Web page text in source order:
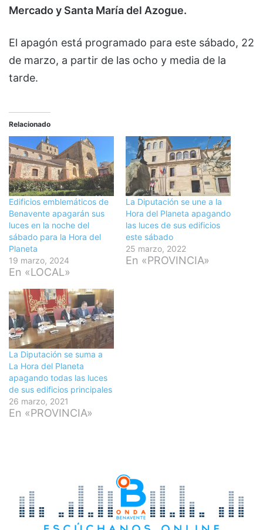
Mercado y Santa María del Azogue.
El apagón está programado para este sábado, 22
de marzo, a partir de las ocho y media de la
tarde.
Relacionado
Edificios emblemáticos de
Benavente apagarán sus
luces en la noche del
sábado para la Hora del
Planeta
19 marzo, 2024
En «LOCAL»
La Diputación se une a la
Hora del Planeta apagando
las luces de sus edificios
este sábado
25 marzo, 2022
En «PROVINCIA»
La Diputación se suma a
La Hora del Planeta
apagando todas las luces
de sus edificios principales
26 marzo, 2021
En «PROVINCIA»